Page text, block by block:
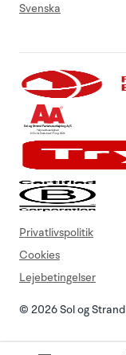
Svenska
© 2026 Sol og Strand
Privatlivspolitik
Cookies
Lejebetingelser